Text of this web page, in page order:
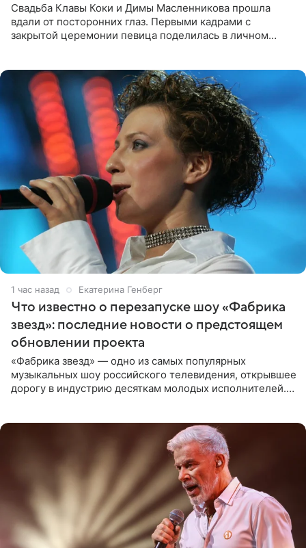
Свадьба Клавы Коки и Димы Масленникова прошла
вдали от посторонних глаз. Первыми кадрами с
закрытой церемонии певица поделилась в личном
1 час назад Екатерина Генберг
Что известно о перезапуске шоу «Фабрика
звезд»: последние новости о предстоящем
обновлении проекта
«Фабрика звезд» — одно из самых популярных
музыкальных шоу российского телевидения, открывшее
дорогу в индустрию десяткам молодых исполнителей.